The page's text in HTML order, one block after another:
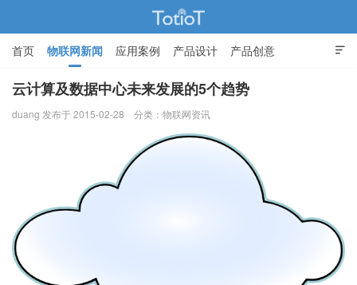
物联网的那些事 - Totiot

首页 物联网新闻 应用案例 产品设计 产品创意
智能家居
云计算及数据中心未来发展的5个趋势
duang 发布于 2015-02-28 分类： 物联网资讯